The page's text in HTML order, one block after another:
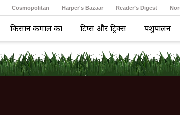
Cosmopolitan Harper's Bazaar Reader’s Digest
किसान कमाल का टिप्स और ट्रिक्स पशुपालन